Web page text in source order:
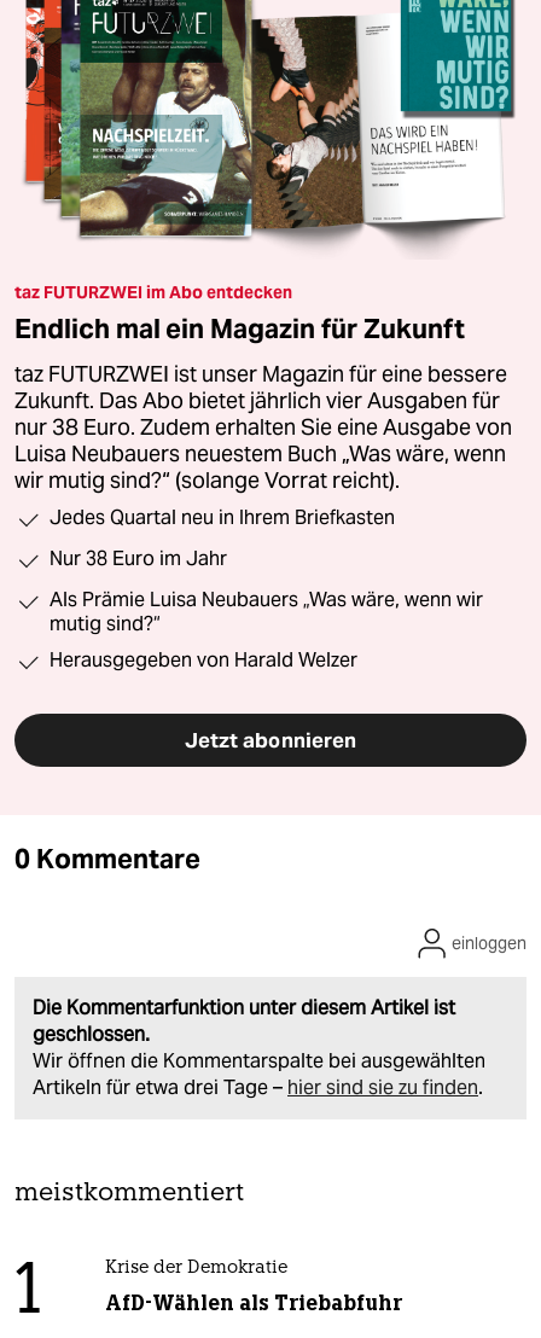
taz FUTURZWEI im Abo entdecken
Endlich mal ein Magazin für Zukunft
taz FUTURZWEI ist unser Magazin für eine bessere
Zukunft. Das Abo bietet jährlich vier Ausgaben für
nur 38 Euro. Zudem erhalten Sie eine Ausgabe von
Luisa Neubauers neuestem Buch „Was wäre, wenn
wir mutig sind?“ (solange Vorrat reicht).
Jedes Quartal neu in Ihrem Briefkasten
Nur 38 Euro im Jahr
Als Prämie Luisa Neubauers „Was wäre, wenn wir
mutig sind?“
Herausgegeben von Harald Welzer
Jetzt abonnieren
0 Kommentare
Die Kommentarfunktion unter diesem Artikel ist
geschlossen.
Wir öffnen die Kommentarspalte bei ausgewählten
Artikeln für etwa drei Tage – hier sind sie zu finden.
einloggen
meistkommentiert
1 Krise der Demokratie
AfD-Wählen als Triebabfuhr